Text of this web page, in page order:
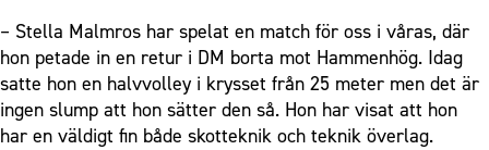
– Stella Malmros har spelat en match för oss i våras, där
hon petade in en retur i DM borta mot Hammenhög. Idag
satte hon en halvvolley i krysset från 25 meter men det är
ingen slump att hon sätter den så. Hon har visat att hon
har en väldigt fin både skotteknik och teknik överlag.